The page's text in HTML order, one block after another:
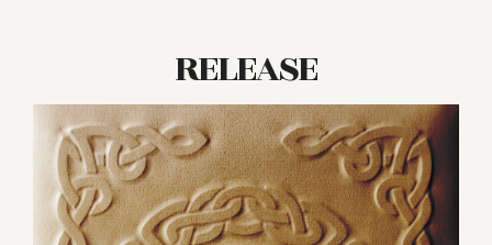
RELEASE